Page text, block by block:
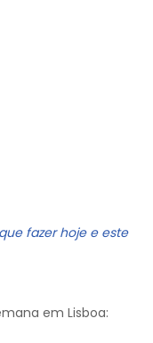
fazer hoje e este
em Lisboa: